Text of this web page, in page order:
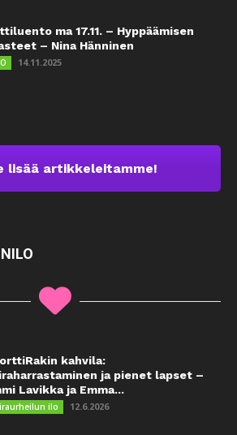
ma 17.11. – Hyppäämisen
– Nina Hänninen
14.11.2025
lisää artikkeleitamme!
kahvila:
ja pienet lapset –
Lavikka ja Emma...
ilo 12.6.2026